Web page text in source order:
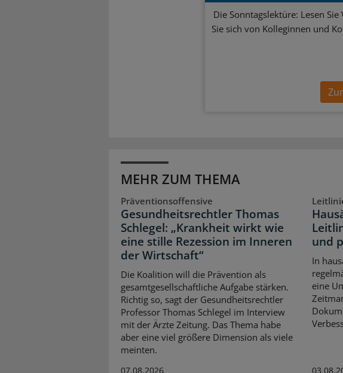
Die Sonntagslektüre: Lesen
Sie sich von Kolleginnen und
MEHR ZUM THEMA
Präventionsoffensive
Gesundheitsrechtler Thomas
Schlegel: „Krankheit wirkt wie
eine stille Rezession im Inneren
der Wirtschaft“
Die Koalition will die Prävention als
gesamtgesellschaftliche Aufgabe stärken.
Richtig so, sagt der Gesundheitsrechtler
Professor Thomas Schlegel im Interview
mit der Ärzte Zeitung. Das Thema habe
aber eine viel größere Dimension als viele
meinten.
07.08.2026
und
In
eine